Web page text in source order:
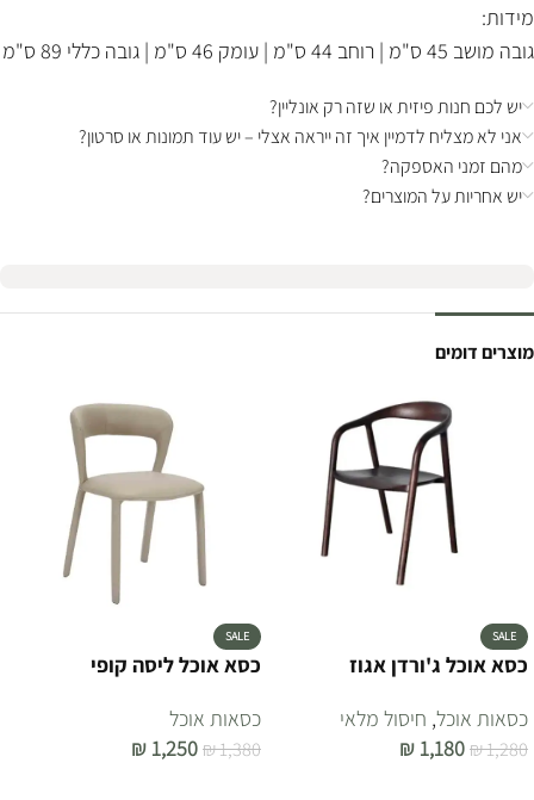
מידות:
גובה מושב 45 ס"מ | רוחב 44 ס"מ | עומק 46 ס"מ | גובה כללי 89 ס"מ
יש לכם חנות פיזית או שזה רק אונליין?
אני לא מצליח לדמיין איך זה ייראה אצלי – יש עוד תמונות או סרטון?
מהם זמני האספקה?
יש אחריות על המוצרים?
מוצרים דומים
SALE
כסא אוכל ג'ורדן אגוז
כסאות אוכל, חיסול מלאי
₪1,280
₪ 1,180
SALE
כסא אוכל ליסה קופי
כסאות אוכל
₪1,380
₪ 1,250